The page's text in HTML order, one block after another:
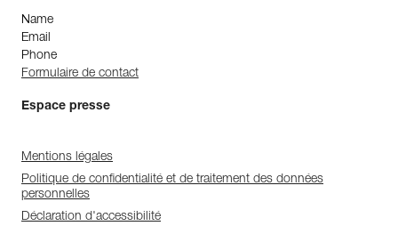
Name
Email
Phone
Formulaire de contact
Espace presse
Mentions légales
Politique de confidentialité et de traitement des données
personnelles
Déclaration d'accessibilité